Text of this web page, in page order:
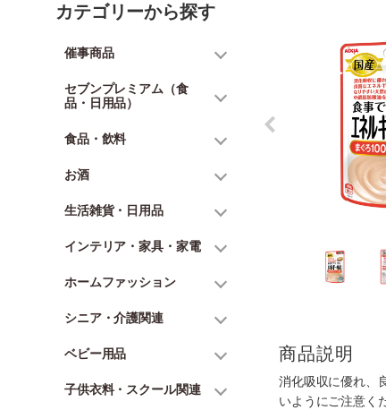
カテゴリーから探す
催事商品
セブンプレミアム（食
品・日用品）
食品・飲料
お酒
生活雑貨・日用品
インテリア・家具・家電
ホームファッション
シニア・介護関連
ベビー用品
子供衣料・スクール関連
商品説明
消化吸収に優れ、
いようにご注意く